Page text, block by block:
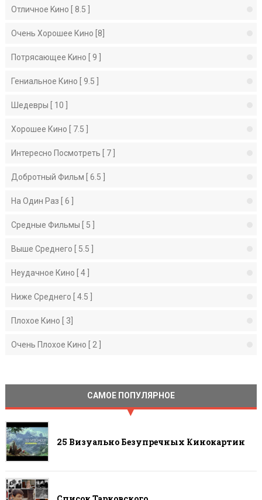
Отличное Kино [ 8.5 ]
Очень Хорошее Кино [8]
Потрясающее Kино [ 9 ]
Гениальное Кино [ 9.5 ]
Шедевры [ 10 ]
Хорошее Кино [ 7.5 ]
Интересно Посмотреть [ 7 ]
Добротный Фильм [ 6.5 ]
На Один Раз [ 6 ]
Средные Фильмы [ 5 ]
Выше Среднего [ 5.5 ]
Неудачное Кино [ 4 ]
Ниже Среднего [ 4.5 ]
Плохое Кино [ 3]
Очень Плохое Кино [ 2 ]
САМОЕ ПОПУЛЯРНОЕ
25 Визуально Безупречных Кинокартин